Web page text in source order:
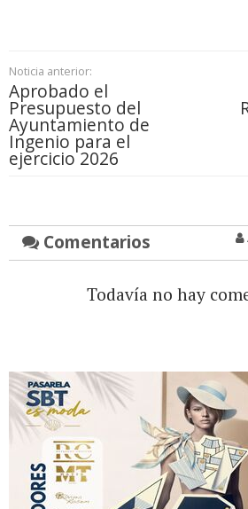
Noticia anterior:
Aprobado el
Presupuesto del
Ayuntamiento de
Ingenio para el
ejercicio 2026
Comentarios
Todavía no hay